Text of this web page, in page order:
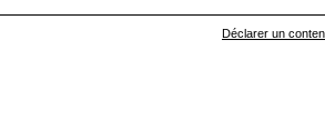
Déclarer un